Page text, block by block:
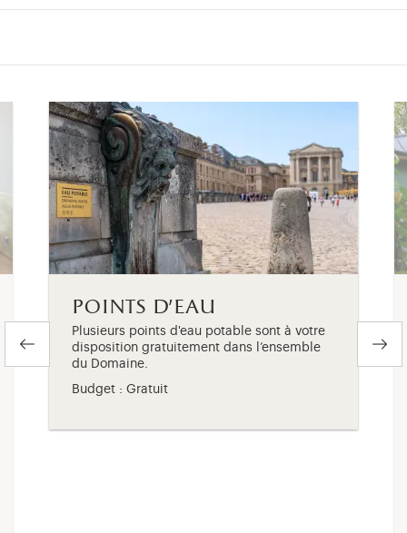
points d'eau
Plusieurs points d'eau potable sont à votre
disposition gratuitement dans l’ensemble
du Domaine.
Budget : Gratuit